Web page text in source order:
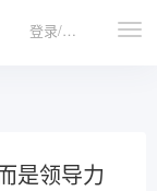
登录/注册
是领导力